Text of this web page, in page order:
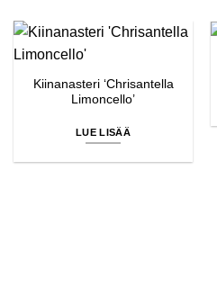
Kiinanasteri ‘Chrisantella
Limoncello’
LUE LISÄÄ